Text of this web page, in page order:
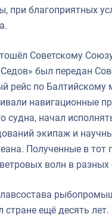
при благоприятных
Советскому
был передан
рейс по Балтийскому
навигационные
судна, начал
экипаж и
Полученные в
волн в
ещё десять